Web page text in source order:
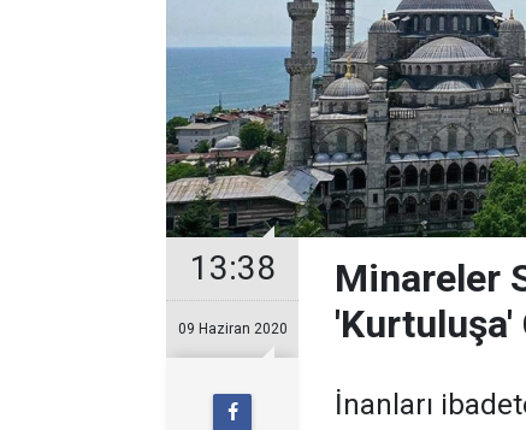
13:38
09 Haziran 2020
Minareler
'Kurtuluşa'
İnanları